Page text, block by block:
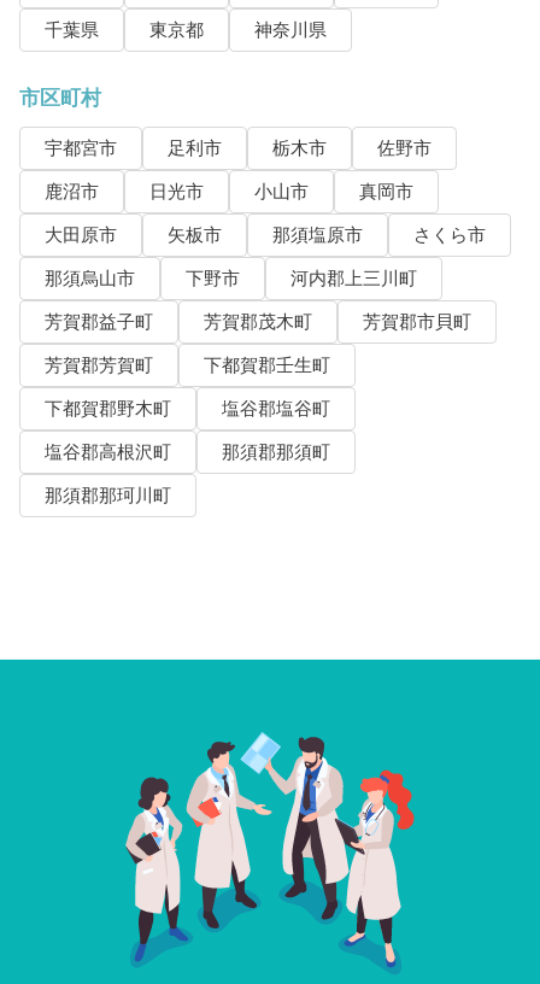
千葉県
東京都 神奈川県
市区町村
宇都宮市 足利市 栃木市
佐野市
鹿沼市
日光市 小山市
真岡市
大田原市
矢板市 那須塩原市
さくら市
那須烏山市
下野市
河内郡上三川町
芳賀郡益子町
芳賀郡茂木町
芳賀郡市貝町
芳賀郡芳賀町
下都賀郡壬生町
下都賀郡野木町
塩谷郡塩谷町
塩谷郡高根沢町
那須郡那須町
那須郡那珂川町